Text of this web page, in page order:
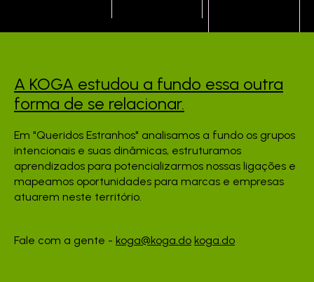
A KOGA estudou a fundo essa outra
forma de se relacionar.
Em "Queridos Estranhos" analisamos a fundo os grupos
intencionais e suas dinâmicas, estruturamos
aprendizados para potencializarmos nossas ligações e
mapeamos oportunidades para marcas e empresas
atuarem neste território.
Fale com a gente - koga@koga.do koga.do